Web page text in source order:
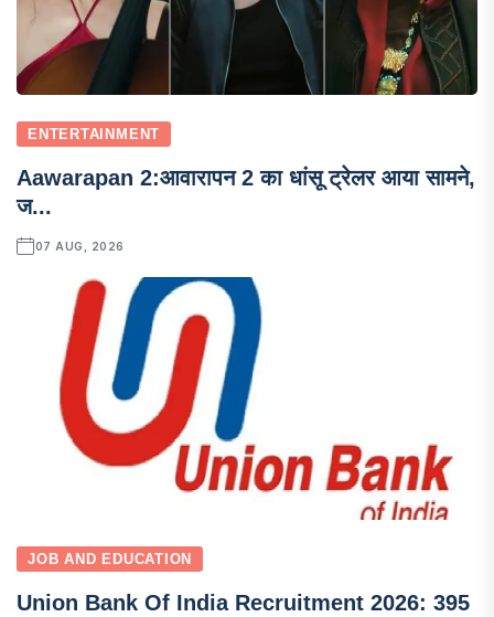
ENTERTAINMENT
Aawarapan 2:आवारापन 2 का धांसू ट्रेलर आया सामने,
ज...
07 AUG, 2026
JOB AND EDUCATION
Union Bank Of India Recruitment 2026: 395